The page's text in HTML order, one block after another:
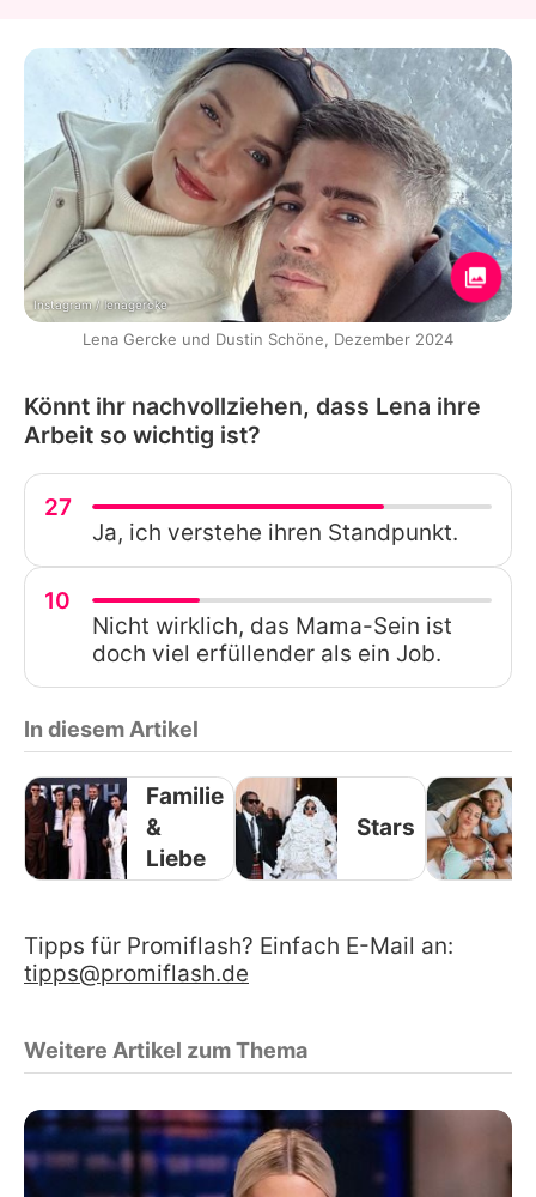
Instagram / lenagercke
Lena Gercke und Dustin Schöne, Dezember 2024
Könnt ihr nachvollziehen, dass Lena ihre
Arbeit so wichtig ist?
27
Ja, ich verstehe ihren Standpunkt.
10
Nicht wirklich, das Mama-Sein ist
doch viel erfüllender als ein Job.
In diesem Artikel
Familie
&
Liebe
Stars
Tipps für Promiflash? Einfach E-Mail an:
tipps@promiflash.de
Weitere Artikel zum Thema